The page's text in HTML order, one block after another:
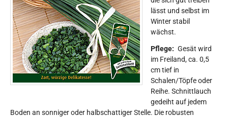
lässt und selbst im
Winter stabil
wächst.
Pflege: Gesät wird
im Freiland, ca. 0,5
cm tief in
Schalen/Töpfe oder
Reihe. Schnittlauch
gedeiht auf jedem
Boden an sonniger oder halbschattiger Stelle. Die robusten